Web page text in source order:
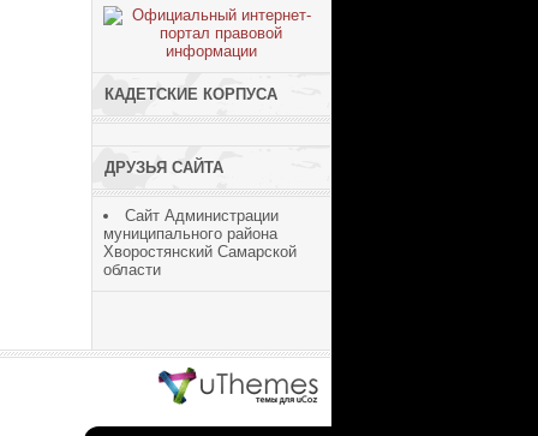
КАДЕТСКИЕ КОРПУСА
ДРУЗЬЯ САЙТА
Сайт Администрации
муниципального района
Хворостянский Самарской
области